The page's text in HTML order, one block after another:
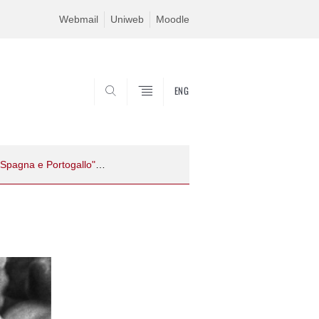
Webmail Uniweb Moodle
ENG
Giulia Albanese, "Dittature mediterranee. Fascismo e colpo di stato in Italia, Spagna e Portogallo", Roma-Bari, Laterza, 2016